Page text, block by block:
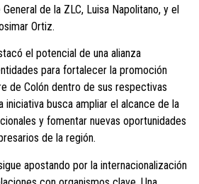
de la ZLC, Luisa Napolitano, y el
Ortiz.
el potencial de una alianza
para fortalecer la promoción
de Colón dentro de sus respectivas
iniciativa busca ampliar el alcance de la
y fomentar nuevas oportunidades
de la región.
apostando por la internacionalización